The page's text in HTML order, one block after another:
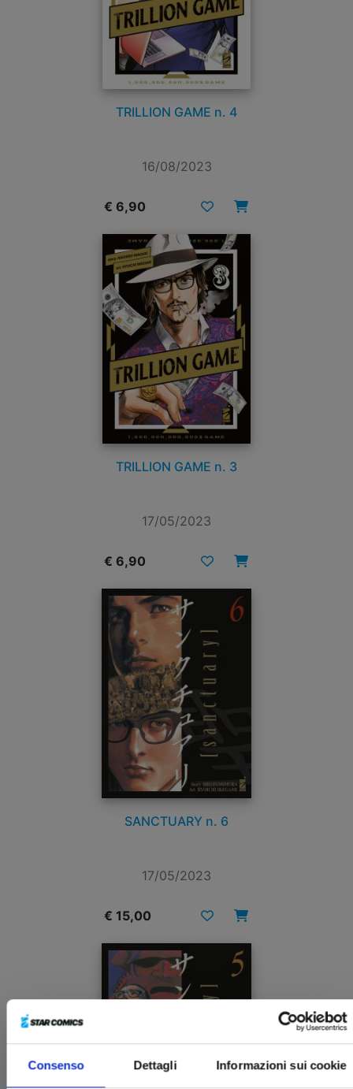
Consenso Dettagli Informazioni sui cookie
TRILLION GAME n. 4
16/08/2023
€ 6,90
TRILLION GAME n. 3
17/05/2023
€ 6,90
SANCTUARY n. 6
17/05/2023
€ 15,00